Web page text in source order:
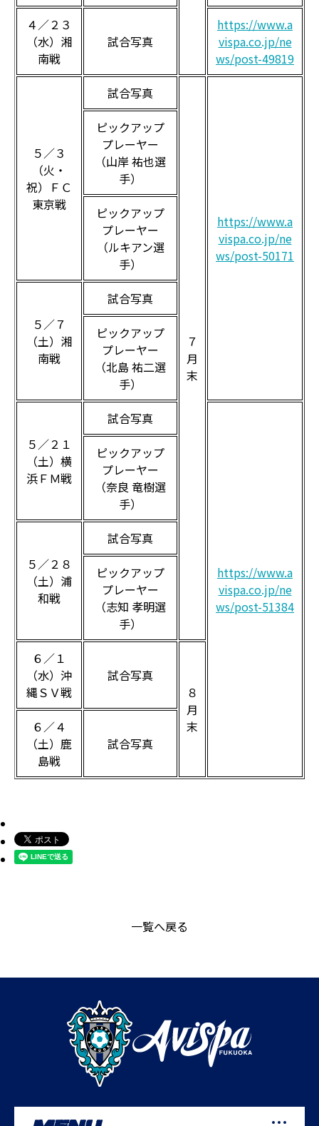
４／２３
（水）湘
南戦
試合写真
https://www.a
vispa.co.jp/ne
ws/post-49819
５／３
（火・
祝）ＦＣ
東京戦
試合写真
７
月
末
https://www.a
vispa.co.jp/ne
ws/post-50171
ピックアップ
プレーヤー
（山岸 祐也選
手）
ピックアップ
プレーヤー
（ルキアン選
手）
５／７
（土）湘
南戦
試合写真
ピックアップ
プレーヤー
（北島 祐二選
手）
５／２１
（土）横
浜ＦＭ戦
試合写真
https://www.a
vispa.co.jp/ne
ws/post-51384
ピックアップ
プレーヤー
（奈良 竜樹選
手）
５／２８
（土）浦
和戦
試合写真
ピックアップ
プレーヤー
（志知 孝明選
手）
６／１
（水）沖
縄ＳＶ戦
試合写真
８
月
末
６／４
（土）鹿
島戦
試合写真
一覧へ戻る